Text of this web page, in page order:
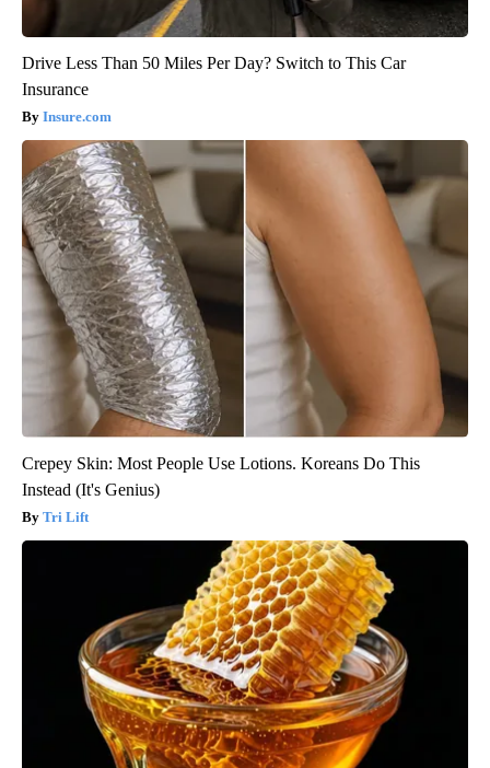
Drive Less Than 50 Miles Per Day? Switch to This Car
Insurance
Insure.com
Crepey Skin: Most People Use Lotions. Koreans Do This
Instead (It's Genius)
Tri Lift